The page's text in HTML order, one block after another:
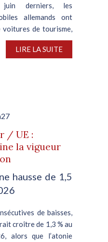
derniers, les
allemands ont
de tourisme,
3 % en glissement
nationale
LIRE LA SUITE
/ UE :
la vigueur
hausse de 1,5
de baisses,
croître de 1,3 % au
alors que l’atonie